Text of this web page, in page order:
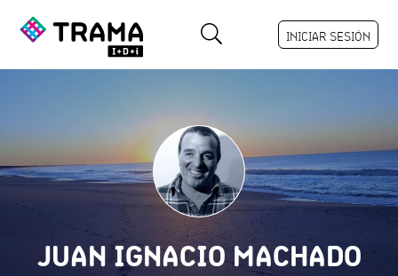
INICIAR SESIÓN
JUAN IGNACIO MACHADO